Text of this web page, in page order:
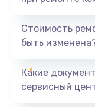
Замена
Стоимость
быть
Какие
сервисный